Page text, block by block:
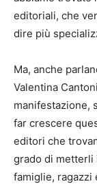
editoriali, che
dire più
Ma, anche
Valentina
manifestazione,
far crescere
editori che
grado di metterli
famiglie, ragazzi